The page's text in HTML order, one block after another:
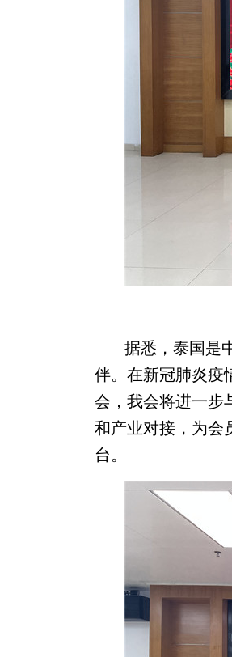
据悉，泰国是
伴。 在新冠肺炎疫
会，我会将进一步
和产业对接，为会
台。